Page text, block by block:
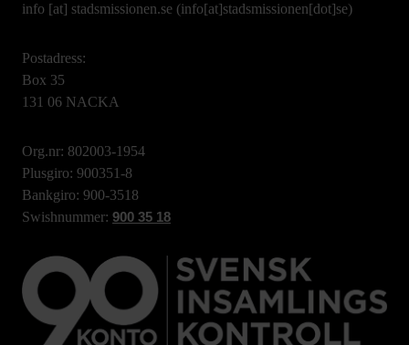
info [at] stadsmissionen.se (info[at]stadsmissionen[dot]se)
Postadress:
Box 35
131 06 NACKA
Org.nr: 802003-1954
Plusgiro: 900351-8
Bankgiro: 900-3518
Swishnummer: 900 35 18